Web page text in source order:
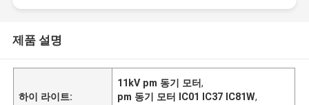
제품 설명
하이 라이트:
11kV pm 동기 모터,
pm 동기 모터 IC01 IC37 IC81W,